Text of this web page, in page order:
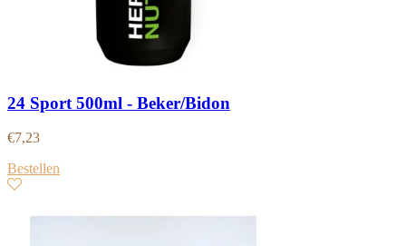
24 Sport 500ml - Beker/Bidon
€7,23
Bestellen